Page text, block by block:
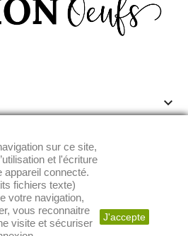
sur ce site,
et l'écriture
connecté.
fichiers texte)
votre navigation,
vous reconnaitre
visite et sécuriser
J'accepte
keyboard_arrow_down